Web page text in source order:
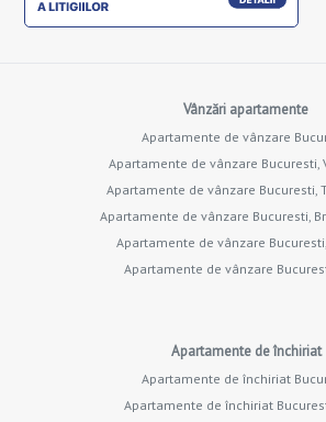
Vânzări apartamente
Apartamente de vânzare
Apartamente de vânzare Bucuresti,
Apartamente de vânzare Bucuresti,
Apartamente de vânzare Bucuresti,
Apartamente de vânzare
Apartamente de vânzare
Apartamente de închiriat
Apartamente de închiriat
Apartamente de închiriat